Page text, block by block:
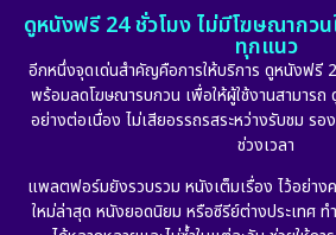
ดูหนังฟรี 24 ชั่วโมง ไม่มีโฆษณากวน
ทุกแนว
อีกหนึ่งจุดเด่นสำคัญคือการให้บริการ ดูหนังฟรี
พร้อมลดโฆษณารบกวน เพื่อให้ผู้ใช้งานสามารถ
อย่างต่อเนื่อง ไม่เสียอรรถรสระหว่างรับชม รอ
ช่วงเวลา
แพลตฟอร์มยังรวบรวม หนังเต็มเรื่อง ไว้อย่าง
ใหม่ล่าสุด หนังยอดนิยม หรือซีรีย์ต่างประเทศ ท